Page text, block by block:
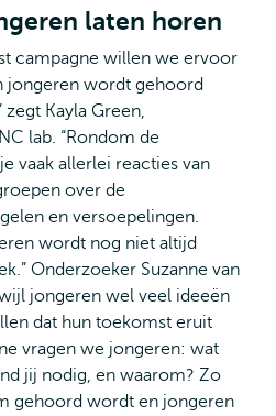
laten horen
campagne willen we ervoor
jongeren wordt gehoord
Kayla Green,
lab. “Rondom de
vaak allerlei reacties van
over de
en versoepelingen.
wordt nog niet altijd
Onderzoeker Suzanne van
jongeren wel veel ideeën
dat hun toekomst eruit
vragen we jongeren: wat
jij nodig, en waarom? Zo
gehoord wordt en jongeren